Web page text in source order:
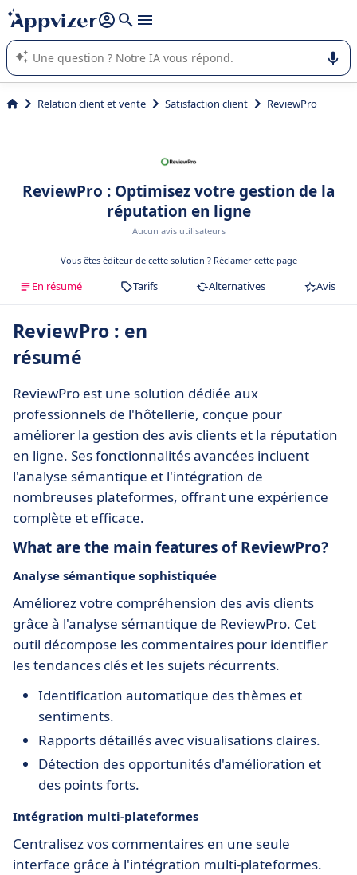
répondre (plusieurs lignes avec
L'IA de Appvizer vous guide dans l'utilisation ou la sélection de
logiciel SaaS en entreprise.
Relation client et vente Satisfaction client ReviewPro
ReviewPro : Optimisez votre gestion de la
réputation en ligne
Aucun avis utilisateurs
Vous êtes éditeur de cette solution ? Réclamer cette page
En résumé Tarifs Alternatives Avis
ReviewPro : en
résumé
ReviewPro est une solution dédiée aux
professionnels de l'hôtellerie, conçue pour
améliorer la gestion des avis clients et la réputation
en ligne. Ses fonctionnalités avancées incluent
l'analyse sémantique et l'intégration de
nombreuses plateformes, offrant une expérience
complète et efficace.
What are the main features of ReviewPro?
Analyse sémantique sophistiquée
Améliorez votre compréhension des avis clients
grâce à l'analyse sémantique de ReviewPro. Cet
outil décompose les commentaires pour identifier
les tendances clés et les sujets récurrents.
Identification automatique des thèmes et
sentiments.
Rapports détaillés avec visualisations claires.
Détection des opportunités d'amélioration et
des points forts.
Intégration multi-plateformes
Centralisez vos commentaires en une seule
interface grâce à l'intégration multi-plateformes.